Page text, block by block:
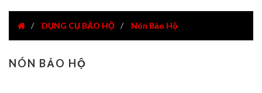
DỤNG CỤ BẢO HỘ Nón Bảo Hộ
NÓN BẢO HỘ